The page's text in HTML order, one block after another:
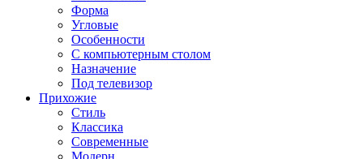
Форма
Угловые
Особенности
С компьютерным столом
Назначение
Под телевизор
Прихожие
Стиль
Классика
Современные
Модерн